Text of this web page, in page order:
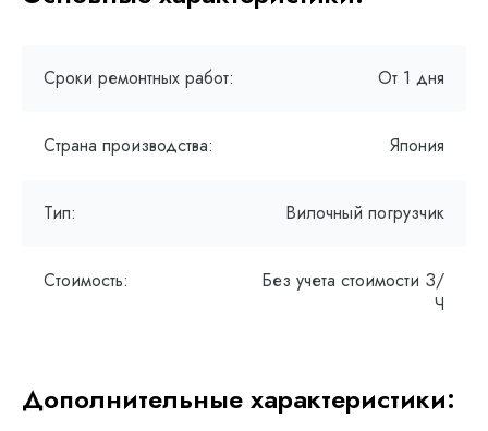
Сроки ремонтных работ: От 1 дня
Страна производства: Япония
Тип: Вилочный погрузчик
Стоимость:
Без учета стоимости З/
Ч
Дополнительные характеристики: